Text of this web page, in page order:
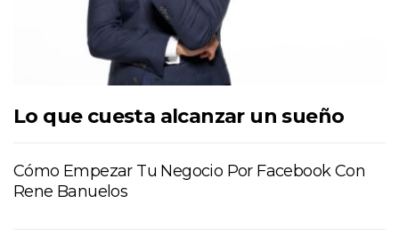
Lo que cuesta alcanzar un sueño
Cómo Empezar Tu Negocio Por Facebook Con
Rene Banuelos